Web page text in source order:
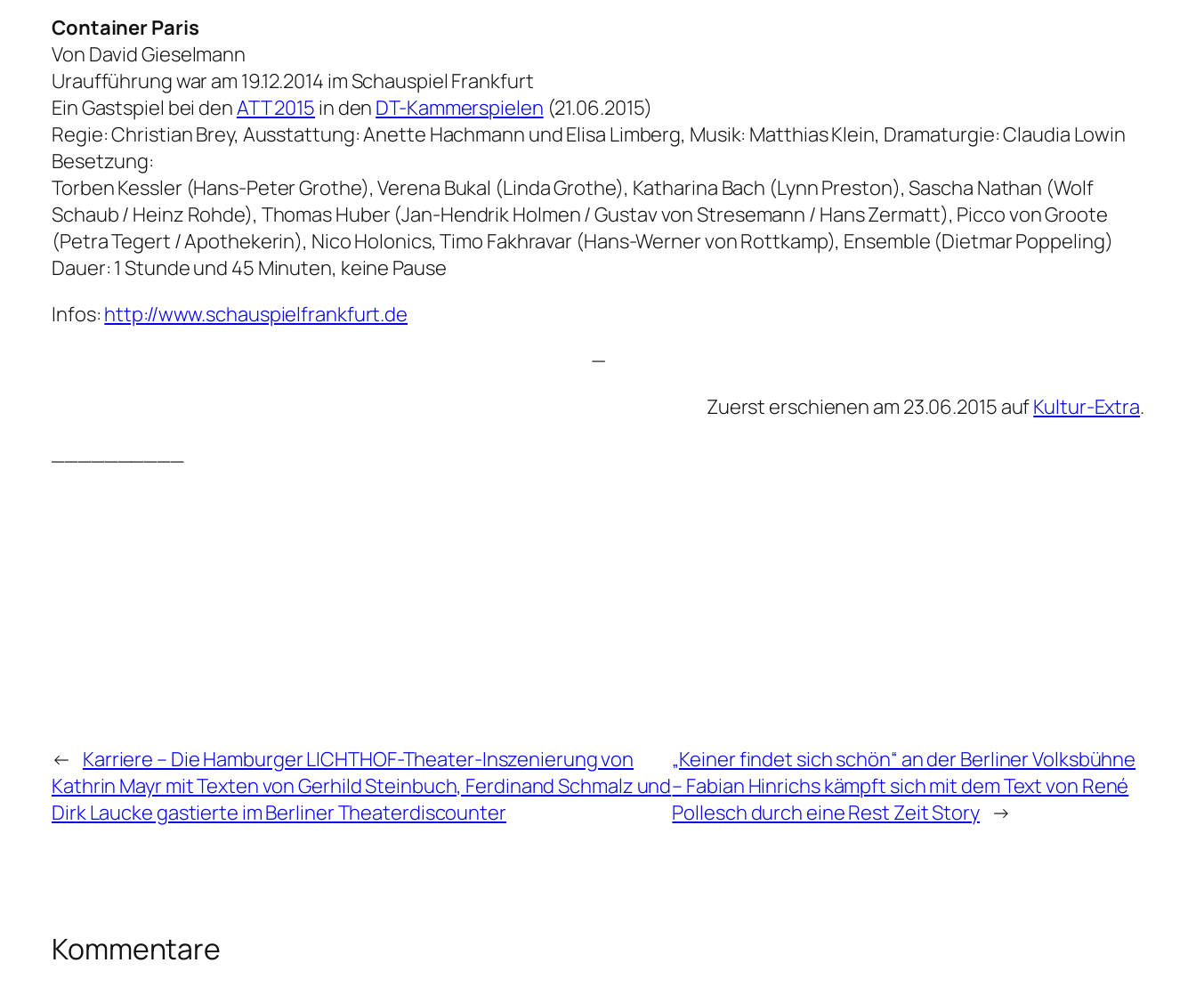
Container Paris
Von David Gieselmann
Uraufführung war am 19.12.2014 im Schauspiel Frankfurt
Ein Gastspiel bei denATT 2015 in den DT-Kammerspielen (21.06.2015)
Regie: Christian Brey, Ausstattung: Anette Hachmann und Elisa Limberg, Musik: Matthias Klein, Dramaturgie: Claudia Lowin
Besetzung:
Torben Kessler (Hans-Peter Grothe), Verena Bukal (Linda Grothe), Katharina Bach (Lynn Preston), Sascha Nathan (Wolf
Schaub / Heinz Rohde), Thomas Huber (Jan-Hendrik Holmen / Gustav von Stresemann / Hans Zermatt), Picco von Groote
(Petra Tegert / Apothekerin), Nico Holonics, Timo Fakhravar (Hans-Werner von Rottkamp), Ensemble (Dietmar Poppeling)
Dauer: 1 Stunde und 45 Minuten, keine Pause
Infos: http://www.schauspielfrankfurt.de
—
Zuerst erschienen am 23.06.2015 aufKultur-Extra.
← Karriere – Die Hamburger LICHTHOF-Theater-Inszenierung von
Kathrin Mayr mit Texten von Gerhild Steinbuch, Ferdinand Schmalz und
Dirk Laucke gastierte im Berliner Theaterdiscounter
„Keiner findet sich schön“ an der Berliner Volksbühne
– Fabian Hinrichs kämpft sich mit dem Text von René
Pollesch durch eine Rest Zeit Story →
Kommentare